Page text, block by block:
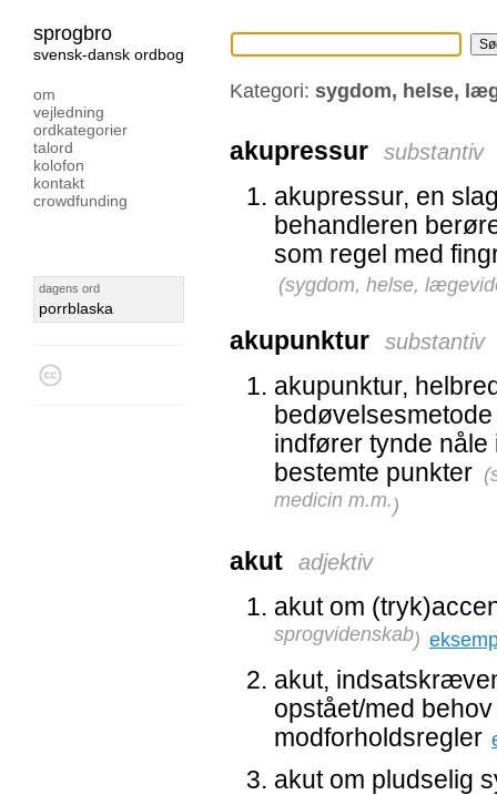
sprogbro
svensk-dansk ordbog
om
vejledning
ordkategorier
talord
kolofon
kontakt
crowdfunding
dagens ord
porrblaska
Kategori: sygdom, helse,
akupressur substantiv
akupressur, en
behandleren
som regel med
(sygdom, helse,
akupunktur substantiv
akupunktur,
indfører tynde
bestemte punkter (
medicin m.m. )
akut adjektiv
akut om
sprogvidenskab)
akut,
opstået/med
modforholdsregler
akut om pludselig